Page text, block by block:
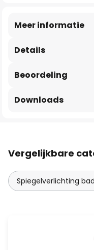
Details
Meer informatie
Beoordeling
Downloads
Vergelijkbare
Spiegelverlichting